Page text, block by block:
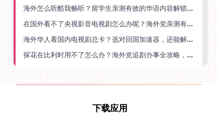
海外怎么听酷我畅听？留学生亲测有效的华语内容解锁指南
在国外看不了央视影音电视剧怎么办呢？海外党亲测有效的回国加速方案
海外华人看国内电视剧总卡？选对回国加速器，还能解决菲律宾打不开反诈中心的问题
探花在比利时用不了怎么办？海外党追剧办事全攻略，选对加速器就够了
下载应用